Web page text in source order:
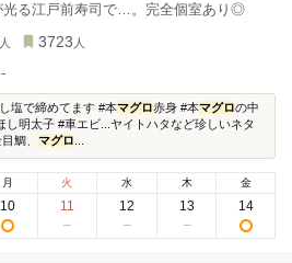
光る江戸前寿司で…。完全個室あり◎
人 3723 人
-
塩で締めてます #本マグロ赤身 #本マグロの中
し明太子 #車エビ...ヤイトハタなど珍しいネタ
鯛、 マグロ
月
10
火
11
水
12
木
13
金
14